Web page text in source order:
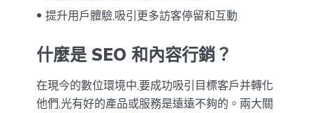
提升用戶體驗,吸引更多訪客停留和互動
什麼是 SEO 和內容行銷？
在現今的數位環境中,要成功吸引目標客戶并轉化
他們,光有好的產品或服務是遠遠不夠的。兩大關